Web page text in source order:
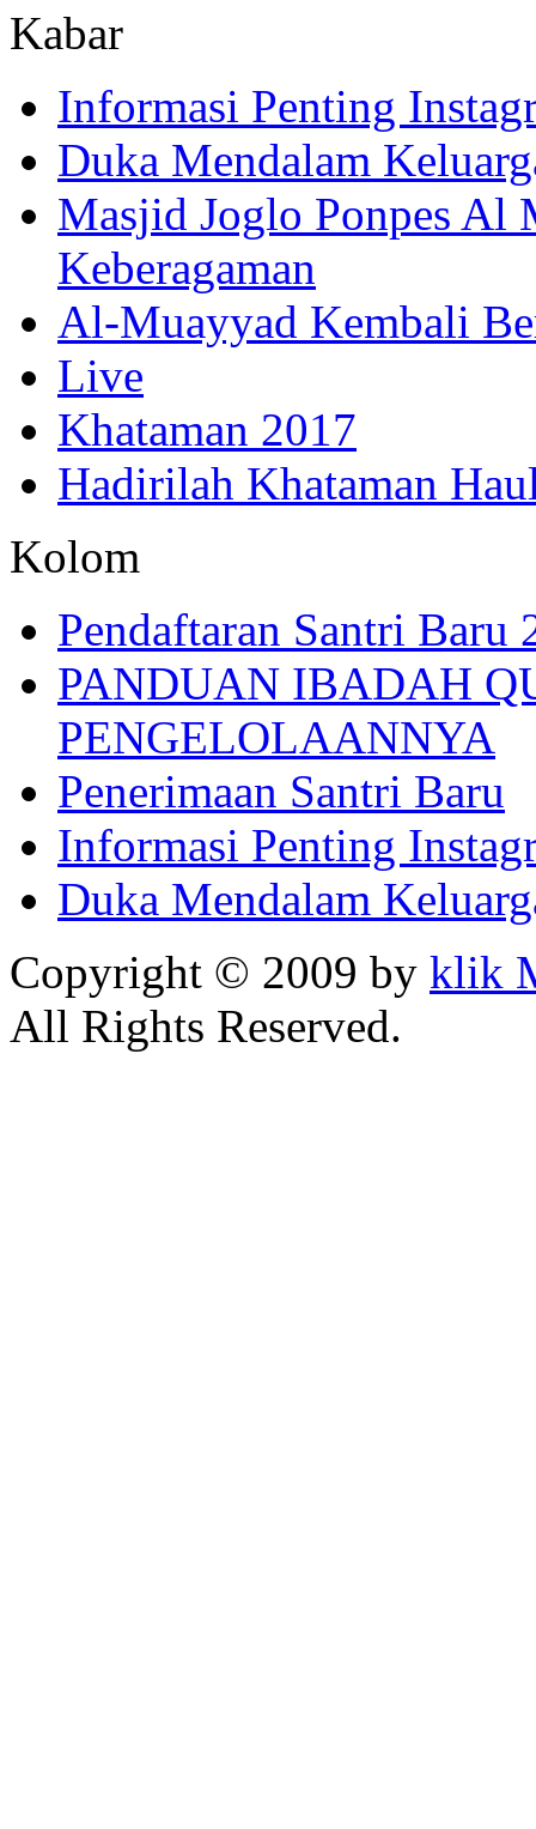
Kabar
Informasi Penting
Duka Mendalam
Masjid Joglo Ponpes Al
Keberagaman
Al-Muayyad Kembali
Live
Khataman 2017
Hadirilah Khataman
Kolom
Pendaftaran Santri Baru
PANDUAN IBADAH
PENGELOLAANNYA
Penerimaan Santri Baru
Informasi Penting
Duka Mendalam
Copyright © 2009 by klik
All Rights Reserved.